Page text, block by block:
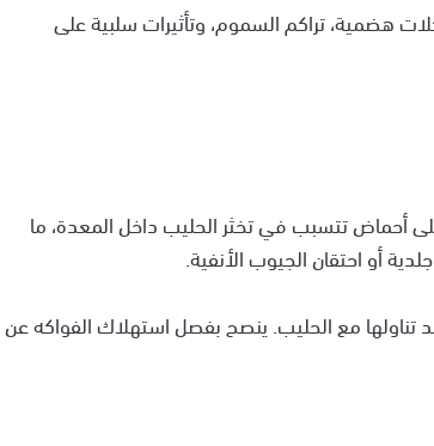
هضمية، تراكم السموم، وتأثيرات سلبية على
على أحماض تتسبب في تخثر الحليب داخل المعدة، ما
أو احتقان الجيوب الأنفية.
تناولها مع الحليب. ينصح بفصل استهلاك الفواكه عن